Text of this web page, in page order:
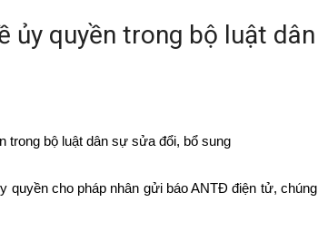
ủy quyền trong bộ luật dân
trong bộ luật dân sự sửa đổi, bổ sung
quyền cho pháp nhân gửi báo ANTĐ điện tử, chúng